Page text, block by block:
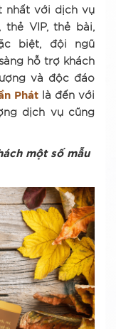
nhất với dịch vụ
thẻ VIP, thẻ bài,
biệt, đội ngũ
hỗ trợ khách
và độc đáo
Phát là đến với
dịch vụ cũng
một số mẫu